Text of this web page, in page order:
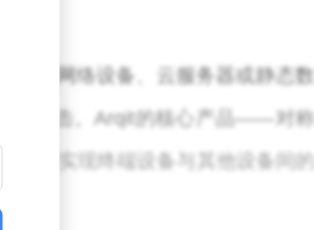
任何网络设备、云服务器或静态数
的攻击。Arqit的核心产品——对称
代理实现终端设备与其他设备间的